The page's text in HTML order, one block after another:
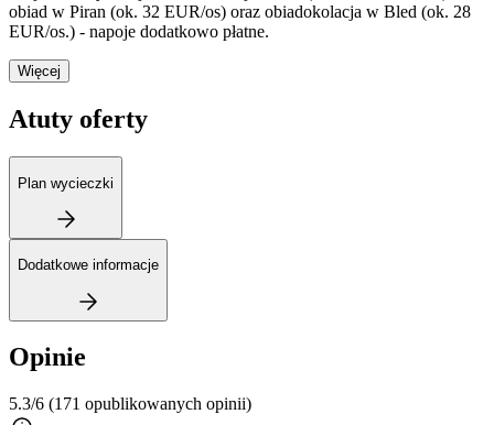
obiad w Piran (ok. 32 EUR/os) oraz obiadokolacja w Bled (ok. 28
EUR/os.) - napoje dodatkowo płatne.
Więcej
Atuty oferty
Plan wycieczki
Dodatkowe informacje
Opinie
5.3/6 (171 opublikowanych opinii)